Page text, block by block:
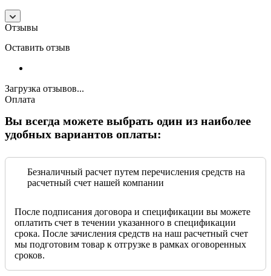
Отзывы
Оставить отзыв
Загрузка отзывов...
Оплата
Вы всегда можете выбрать один из наиболее
удобных вариантов оплаты:
Безналичный расчет путем перечисления средств на
расчетный счет нашей компании
После подписания договора и спецификации вы можете
оплатить счет в течении указанного в спецификации
срока. После зачисления средств на наш расчетный счет
мы подготовим товар к отгрузке в рамках оговоренных
сроков.